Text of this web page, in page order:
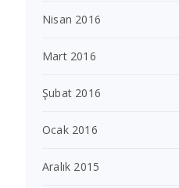
Nisan 2016
Mart 2016
Şubat 2016
Ocak 2016
Aralık 2015